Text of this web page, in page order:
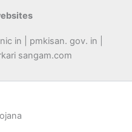
in | pmkisan. gov. in |
sangam.com